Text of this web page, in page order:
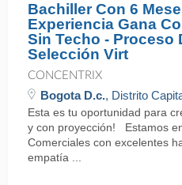
Bachiller Con 6
Experiencia Gana
Sin Techo - Proceso
Selección Virt
CONCENTRIX
Bogota D.c., Distrito
Esta es tu oportunidad para
y con proyección! Estamos
Comerciales con excelentes
empatía ...